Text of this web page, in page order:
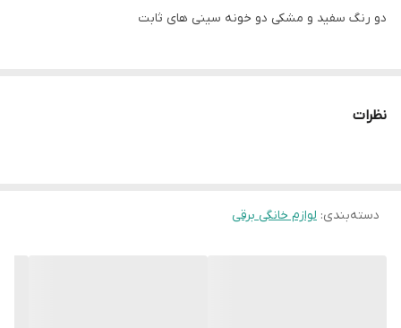
دو رنگ سفید و مشکی دو خونه سینی های ثابت
نظرات
دسته‌بندی: لوازم خانگی برقی